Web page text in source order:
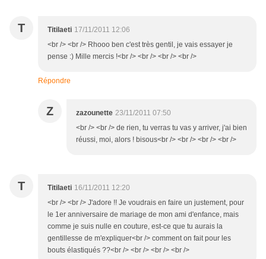
T Titilaeti 17/11/2011 12:06
<br /> <br /> Rhooo ben c'est très gentil, je vais essayer je
pense :) Mille mercis !<br /> <br /> <br /> <br />
Répondre
Z zazounette 23/11/2011 07:50
<br /> <br /> de rien, tu verras tu vas y arriver, j'ai bien
réussi, moi, alors ! bisous<br /> <br /> <br /> <br />
T Titilaeti 16/11/2011 12:20
<br /> <br /> J'adore !! Je voudrais en faire un justement, pour
le 1er anniversaire de mariage de mon ami d'enfance, mais
comme je suis nulle en couture, est-ce que tu aurais la
gentillesse de m'expliquer<br /> comment on fait pour les
bouts élastiqués ??<br /> <br /> <br /> <br />